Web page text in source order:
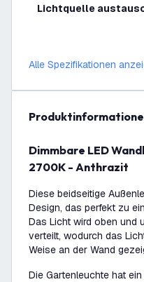
Lichtquelle
Alle Spezifikationen
Dimmbare LED Wandleuchte - Beidseitig - 3W -
2700K - Anthrazit
Diese beidseitige
Design, das perfekt zu
Das Licht wird oben und
verteilt, wodurch das
Weise an der Wand
Die Gartenleuchte hat